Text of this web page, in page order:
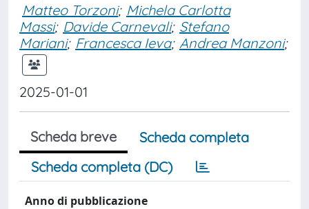
Matteo Torzoni; Michela Carlotta
Massi; Davide Carnevali; Stefano
Mariani; Francesca Ieva; Andrea Manzoni;
2025-01-01
Scheda breve
Scheda completa
Scheda completa (DC)
Anno di pubblicazione